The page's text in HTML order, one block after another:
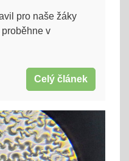
pro naše žáky
v
Celý článek